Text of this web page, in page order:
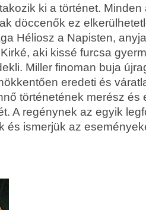
ki a történet. Minden
döccenők ez
Héliosz a Napisten,
aki kissé furcsa
Miller finoman buja
eredeti és
történetének merész és
A regénynek az egyik
és ismerjük az